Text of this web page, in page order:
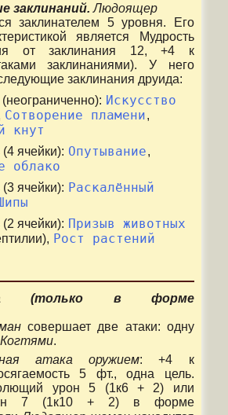
заклинаний.Людоящер
заклинателем 5 уровня. Его
является Мудрость
от заклинания 12, +4 к
заклинаниями). У него
заклинания друида:
(неограниченно): Искусство
Сотворение пламени,
кнут
(4 ячейки): Опутывание,
облако
(3 ячейки): Раскалённый
(2 ячейки): Призыв животных
Рост растений
(только в форме
совершает две атаки: одну
Когтями.
атака оружием: +4 к
5 фт., одна цель.
урон 5 (1к6 + 2) или
7 (1к10 + 2) в форме